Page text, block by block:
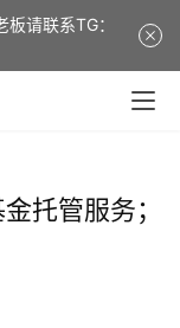
托管服务；
请联系TG：
8-year-old